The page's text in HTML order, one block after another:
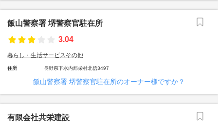
飯山警察署 堺警察官駐在所
3.04
暮らし・生活サービスその他
住所 長野県下水内郡栄村北信3497
飯山警察署 堺警察官駐在所のオーナー様ですか？
有限会社共栄建設